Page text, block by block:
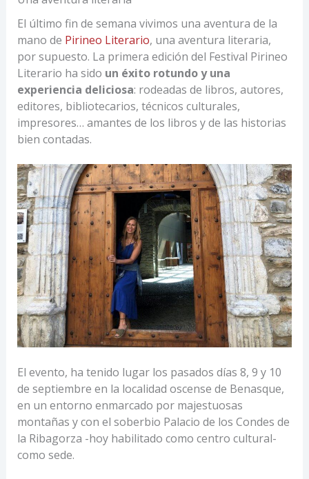
El último fin de semana vivimos una aventura de la
mano de Pirineo Literario, una aventura literaria,
por supuesto. La primera edición del Festival Pirineo
Literario ha sido un éxito rotundo y una
experiencia deliciosa: rodeadas de libros, autores,
editores, bibliotecarios, técnicos culturales,
impresores… amantes de los libros y de las historias
bien contadas.
El evento, ha tenido lugar los pasados días 8, 9 y 10
de septiembre en la localidad oscense de Benasque,
en un entorno enmarcado por majestuosas
montañas y con el soberbio Palacio de los Condes de
la Ribagorza -hoy habilitado como centro cultural-
como sede.